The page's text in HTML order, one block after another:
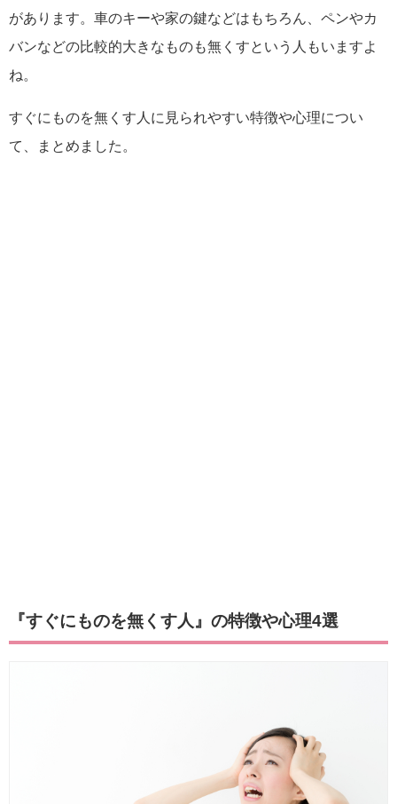
があります。車のキーや家の鍵などはもちろん、ペンやカ
バンなどの比較的大きなものも無くすという人もいますよ
ね。
すぐにものを無くす人に見られやすい特徴や心理につい
て、まとめました。
『すぐにものを無くす人』の特徴や心理4選